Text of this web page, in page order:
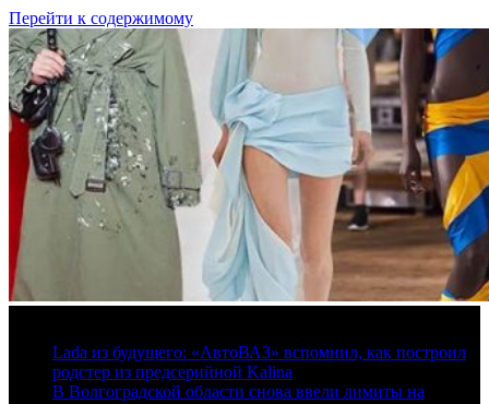
Перейти к содержимому
Lada из будущего: «АвтоВАЗ» вспомнил, как построил
родстер из предсерийной Kalina
В Волгоградской области снова ввели лимиты на